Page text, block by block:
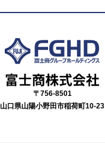
〒756-8501
山口県山陽小野田市稲荷町10-23